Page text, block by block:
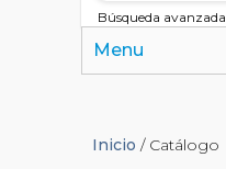
Búsqueda avanzada
Menu
Inicio / Catálogo